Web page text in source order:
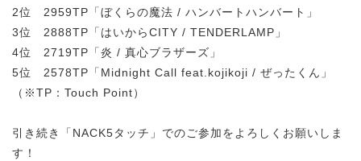
2位 2959TP「ぼくらの魔法 / ハンバートハンバート」
3位 2888TP「はいからCITY / TENDERLAMP」
4位 2719TP「炎 / 真心ブラザーズ」
5位 2578TP「Midnight Call feat.kojikoji / ぜったくん」
（※TP：Touch Point）
引き続き「NACK5タッチ」でのご参加をよろしくお願いしま
す！